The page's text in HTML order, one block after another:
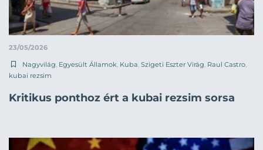
23/05/2026
Nagyvilág Egyesült Államok Kuba Szigeti Eszter Virág Raul Castro
kubai rezsim
Kritikus ponthoz ért a kubai rezsim sorsa